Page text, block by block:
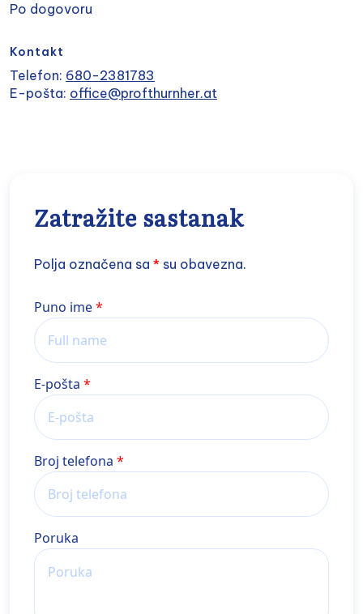
Po dogovoru
Kontakt
Telefon: 680-2381783
E-pošta: office@profthurnher.at
Zatražite sastanak
Polja označena sa * su obavezna.
Name
Puno ime
E-pošta
Broj telefona
Poruka